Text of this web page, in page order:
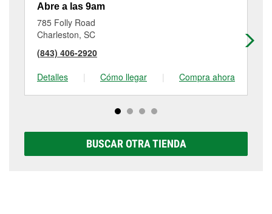
Abre a las 9am
785 Folly Road
Charleston, SC
(843) 406-2920
Detalles
| Cómo llegar | Compra ahora
BUSCAR OTRA TIENDA